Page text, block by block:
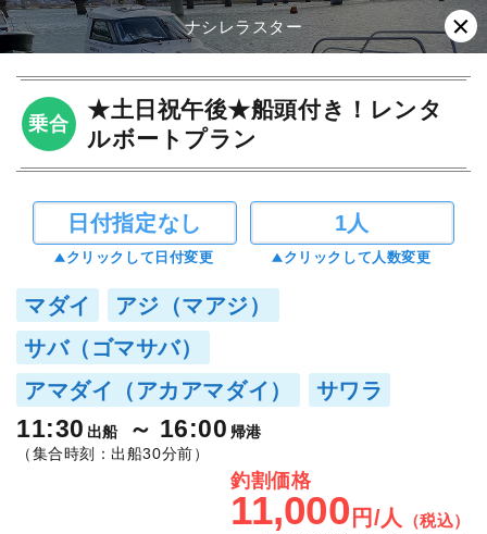
ナシレラスター
乗合
★土日祝午後★船頭付き！レンタ
ルボートプラン
日付指定なし
クリックして日付変更
1人
クリックして人数変更
マダイ
アジ（マアジ）
サバ（ゴマサバ）
アマダイ（アカアマダイ）
サワラ
11:30 出船 16:00 帰港
（集合時刻：出船30分前）
釣割価格
11,000 円/人 （税込）